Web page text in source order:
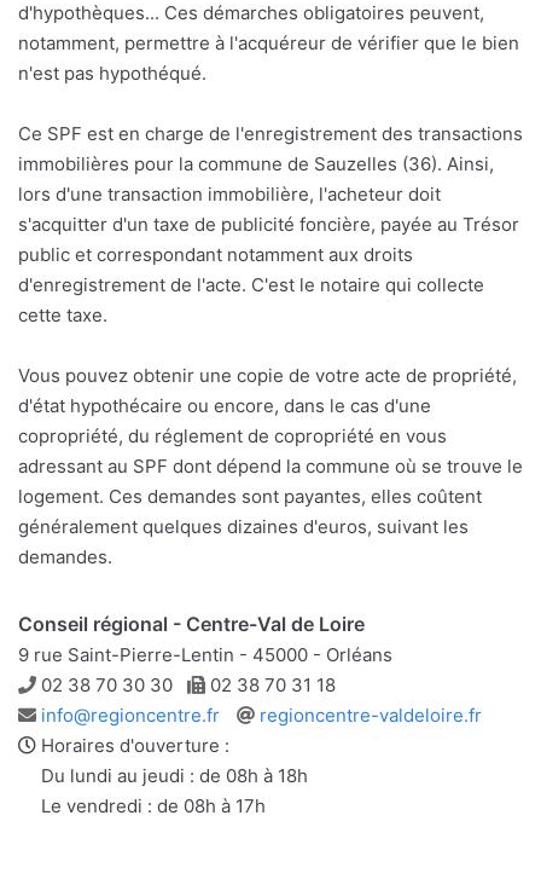
d'hypothèques... Ces démarches obligatoires peuvent,
notamment, permettre à l'acquéreur de vérifier que le bien
n'est pas hypothéqué.
Ce SPF est en charge de l'enregistrement des transactions
immobilières pour la commune de Sauzelles (36). Ainsi,
lors d'une transaction immobilière, l'acheteur doit
s'acquitter d'un taxe de publicité foncière, payée au Trésor
public et correspondant notamment aux droits
d'enregistrement de l'acte. C'est le notaire qui collecte
cette taxe.
Vous pouvez obtenir une copie de votre acte de propriété,
d'état hypothécaire ou encore, dans le cas d'une
copropriété, du réglement de copropriété en vous
adressant au SPF dont dépend la commune où se trouve le
logement. Ces demandes sont payantes, elles coûtent
généralement quelques dizaines d'euros, suivant les
demandes.
Conseil régional - Centre-Val de Loire
9 rue Saint-Pierre-Lentin - 45000 - Orléans
Téléphone
02 38 70 30 30 Télécopie
02 38 70 31 18
Adresse
e-
mail
info@regioncentre.fr
Site
regioncentre-valdeloire.fr
Horaires d'ouverture :
Du lundi au jeudi : de 08h à 18h
Le vendredi : de 08h à 17h